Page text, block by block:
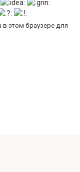
этом браузере для